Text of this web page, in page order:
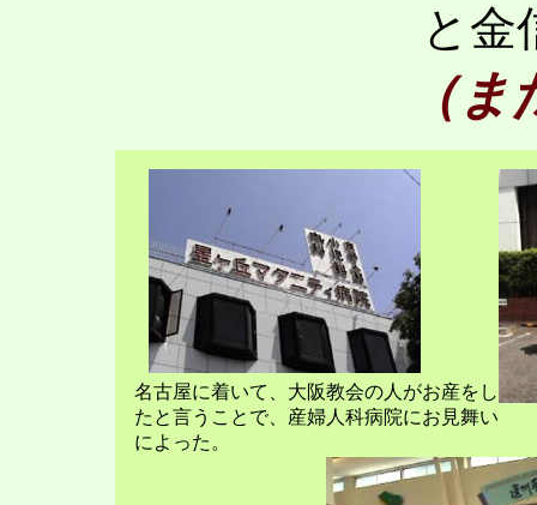
と金
（
名古屋に着いて、大阪教会の人がお産をし
たと言うことで、産婦人科病院にお見舞い
によった。